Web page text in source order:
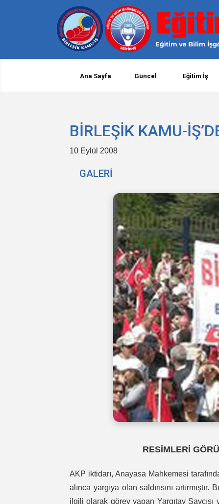
Ana Sayfa Güncel Eğitim İş
BİRLEŞİK KAMU-
10 Eylül 2008
GALERİ
RESİMLERİ
AKP iktidarı, Anayasa Mahkemesi
alınca yargıya olan saldırısını
ilgili olarak görev yapan Yargıtay